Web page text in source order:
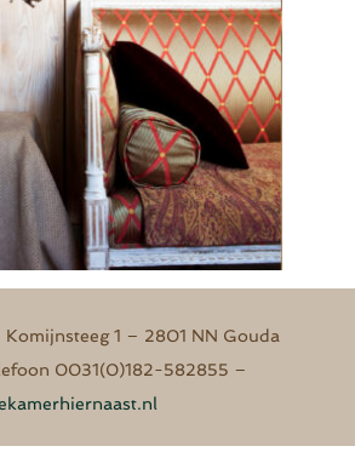
1 – 2801 NN Gouda
0031(0)182-582855 –